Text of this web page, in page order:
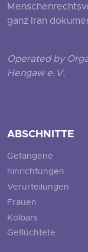
ganz Iran
Operated by
Hengaw e.V.
ABSCHNITTE
Gefangene
hinrichtungen
Verurteilungen
Frauen
Kolbars
Geflüchtete